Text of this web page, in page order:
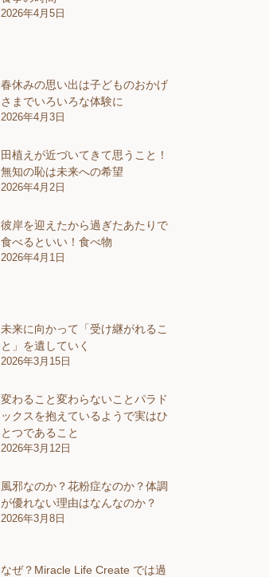
2026年4月5日
春休みの思い出は子どものおかげ
さまでいろいろな体験に
2026年4月3日
田植えが近づいてきて思うこと！
無知の恥は未来への希望
2026年4月2日
彼岸を迎えたから過ぎたあたりで
食べるといい！食べ物
2026年4月1日
未来に向かって「受け継がれるこ
と」を遺していく
2026年3月15日
変わること変わらないことパラド
ックスを抱えているようで実はひ
とつであること
2026年3月12日
風邪なのか？花粉症なのか？体調
が優れない理由はなんなのか？
2026年3月8日
なぜ？Miracle Life Create では過